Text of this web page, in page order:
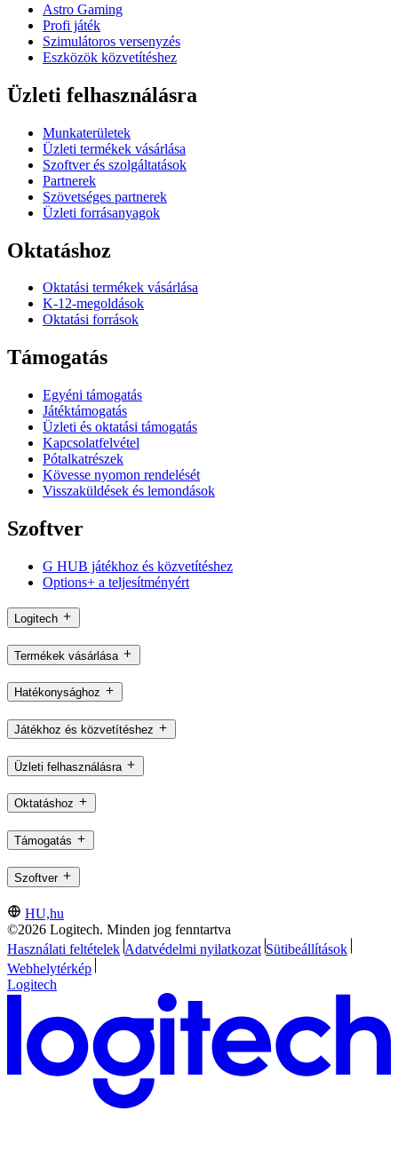
Astro Gaming
Profi játék
Szimulátoros versenyzés
Eszközök közvetítéshez
Üzleti felhasználásra
Munkaterületek
Üzleti termékek vásárlása
Szoftver és szolgáltatások
Partnerek
Szövetséges partnerek
Üzleti forrásanyagok
Oktatáshoz
Oktatási termékek vásárlása
K-12-megoldások
Oktatási források
Támogatás
Egyéni támogatás
Játéktámogatás
Üzleti és oktatási támogatás
Kapcsolatfelvétel
Pótalkatrészek
Kövesse nyomon rendelését
Visszaküldések és lemondások
Szoftver
G HUB játékhoz és közvetítéshez
Options+ a teljesítményért
Logitech
Termékek vásárlása
Hatékonysághoz
Játékhoz és közvetítéshez
Üzleti felhasználásra
Oktatáshoz
Támogatás
Szoftver
HU,hu
©2026 Logitech. Minden jog fenntartva
Használati feltételek Adatvédelmi nyilatkozat Sütibeállítások
Webhelytérkép
Logitech